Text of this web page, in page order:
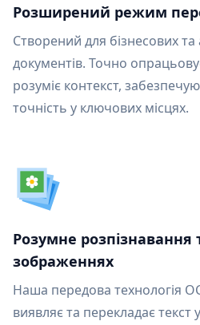
Розширений режим
Створений для бізнесових та
документів. Точно
розуміє контекст,
точність у ключових місцях.
Розумне розпізнавання
зображеннях
Наша передова технологія
виявляє та перекладає текст